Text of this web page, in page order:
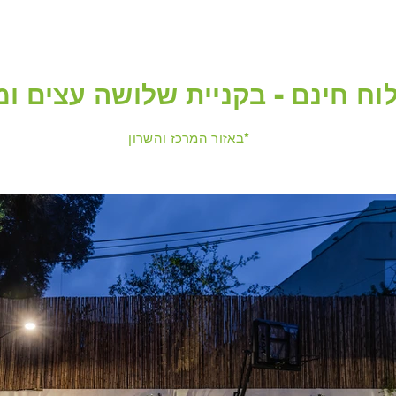
חינם - בקניית שלושה עצים
באזור המרכז והשרון*